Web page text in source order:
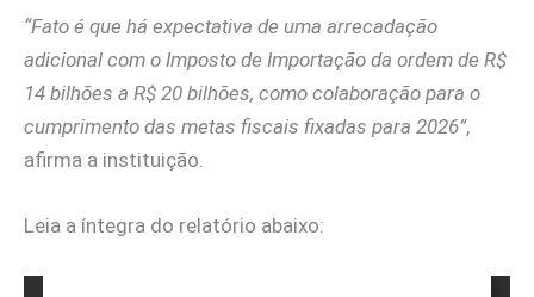
“Fato é que há expectativa de uma arrecadação
adicional com o Imposto de Importação da ordem de R$
14 bilhões a R$ 20 bilhões, como colaboração para o
cumprimento das metas fiscais fixadas para 2026”,
afirma a instituição.
Leia a íntegra do relatório abaixo: